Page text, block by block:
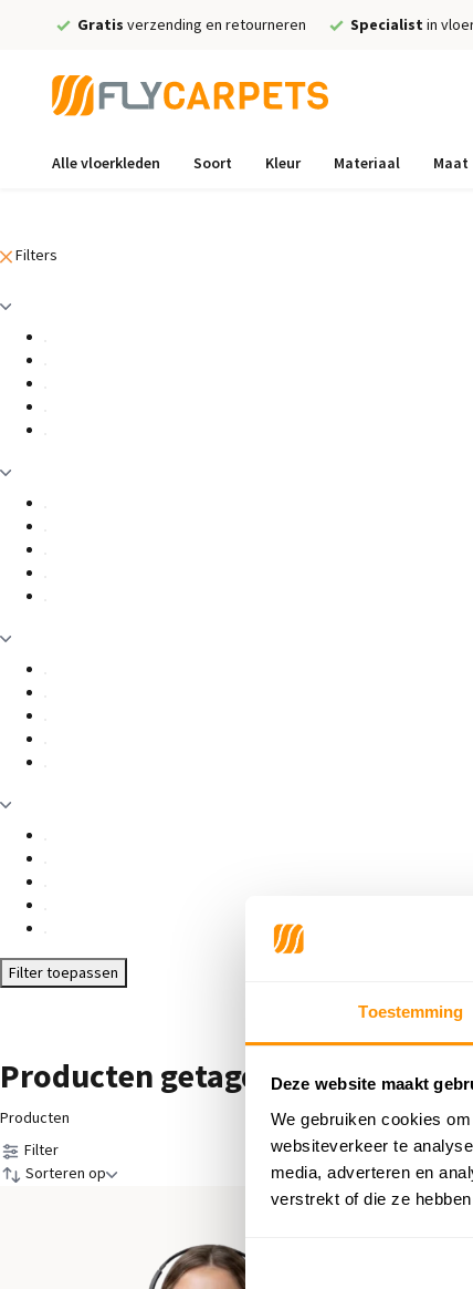
Toestemming
Deze website maakt
We gebruiken cookies
websiteverkeer te
media, adverteren en
verstrekt of die ze
Gratis verzending en retourneren Specialist in
Alle vloerkleden Soort Kleur Materiaal Maat
Filters
Filter toepassen
Producten getagd met Pastel
Producten
Filter
Sorteren op